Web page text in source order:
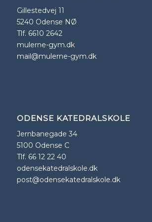
Gillestedvej 11
5240 Odense NØ
Tlf. 6610 2642
mulerne-gym.dk
mail@mulerne-gym.dk
ODENSE KATEDRALSKOLE
Jernbanegade 34
5100 Odense C
Tlf. 66 12 22 40
odensekatedralskole.dk
post@odensekatedralskole.dk